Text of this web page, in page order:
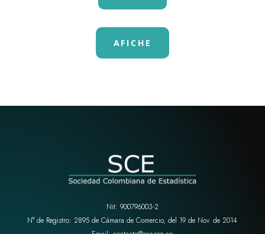
AFICHE
Nit: 900796003-2
N° de Registro: 2895 de Cámara de Comercio, del 19 de Nov. de 2014